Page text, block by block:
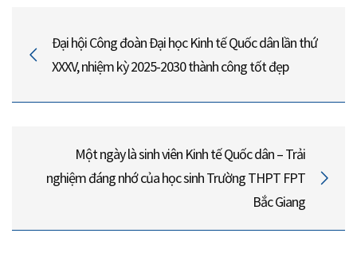
Đại hội Công đoàn Đại học Kinh tế Quốc dân lần thứ
XXXV, nhiệm kỳ 2025-2030 thành công tốt đẹp
Một ngày là sinh viên Kinh tế Quốc dân – Trải
nghiệm đáng nhớ của học sinh Trường THPT FPT
Bắc Giang